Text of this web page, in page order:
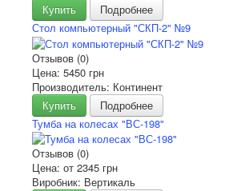
Купить
Подробнее
Стол компьютерный "СКП-2" №9
Отзывов (0)
Цена: 5450 грн
Производитель: Континент
Купить
Подробнее
Тумба на колесах "ВС-198"
Отзывов (0)
Цена: от 2345 грн
Виробник: Вертикаль